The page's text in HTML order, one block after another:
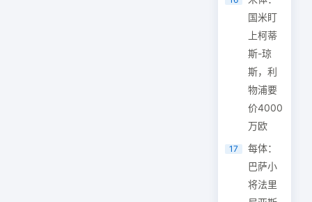
国米盯
上柯蒂
斯-琼
斯，利
物浦要
价4000
万欧
17
每体：
巴萨小
将法里